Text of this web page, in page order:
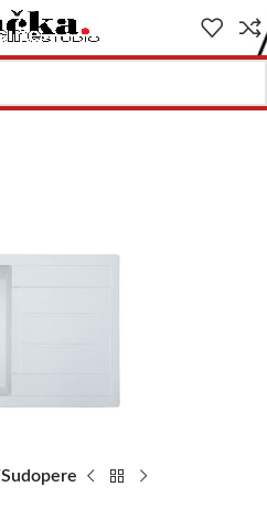
Sudopere